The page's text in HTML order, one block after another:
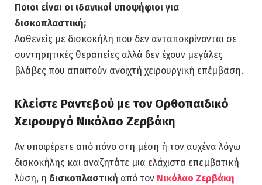
Ποιοι είναι οι ιδανικοί υποψήφιοι για
δισκοπλαστική;
Ασθενείς με δισκοκήλη που δεν ανταποκρίνονται σε
συντηρητικές θεραπείες αλλά δεν έχουν μεγάλες
βλάβες που απαιτούν ανοιχτή χειρουργική επέμβαση.
Κλείστε Ραντεβού με τον Ορθοπαιδικό
Χειρουργό Νικόλαο Ζερβάκη
Αν υποφέρετε από πόνο στη μέση ή τον αυχένα λόγω
δισκοκήλης και αναζητάτε μια ελάχιστα επεμβατική
λύση, η δισκοπλαστική από τον Νικόλαο Ζερβάκη